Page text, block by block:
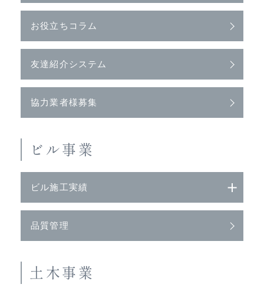
お役立ちコラム
友達紹介システム
協力業者様募集
ビル事業
ビル施工実績
品質管理
土木事業